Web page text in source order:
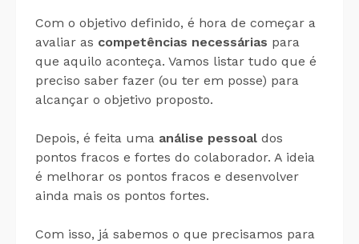
Com o objetivo definido, é hora de começar a
avaliar as competências necessárias para
que aquilo aconteça. Vamos listar tudo que é
preciso saber fazer (ou ter em posse) para
alcançar o objetivo proposto.
Depois, é feita uma análise pessoal dos
pontos fracos e fortes do colaborador. A ideia
é melhorar os pontos fracos e desenvolver
ainda mais os pontos fortes.
Com isso, já sabemos o que precisamos para